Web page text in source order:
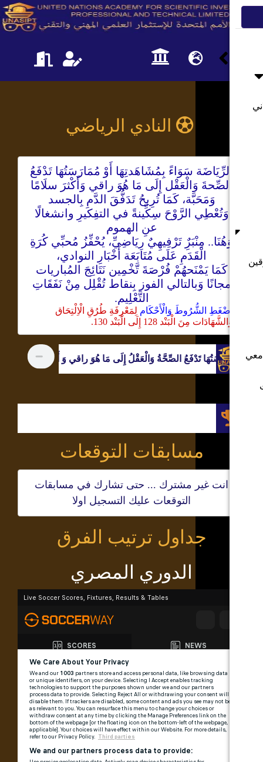
النادي الرياضي
سَوَاءً بِمُشَاهَدتِهَا أَوْ مُمَارَسَتُهَا تَدْفَعُ
وَالْعَقْل إِلَى مَا هُوَ راقي وَأَكْثرَ سلَامًا
وَمَحَبَّة، كَمَا تُرِيحُ تَدَفُّقَ الدَّمِ بِالجسد
وَتُعْطِي الرَّوْحَ سِكِّينةً في التفِكيرِ وانشغالًا
عنِ الهموم
مِنْبَرٌِ تَرْفِيهِيٌ رِيَاضِيِّ، يُحْفِّزُ مُحبِّي كُرَةِ
الْقَدَمِ عَلَى مُتَابَعَة أَخْبَارِ النوادي،
كَمَا يَمْنَحهُمْ فُرْصَةَ تَّخْمِين نَتَائِجَ المُباريات
وَبالتالي الفوز بِنقاط تُقْلِل مِنْ نَفَقَاتِ
الشُّرُوطَ وَالْأَحْكَام لِمَعْرِفَةِ طُرُقِ الْاِلْتِحَاق
مِنَ الْبَنْد 128 إِلَى الْبَنْد 130.
هُوَ راقي وَ أَكْثَرُ سِلَامٍ وَ مَحَبَّةٌ كَمَا تُرِيحُ تَدَفُّقُ الدَّمِ بِالْجِسْمِ
مسابقات التوقعات
انت غير مشترك ... حتى تشارك في مسابقات
التوقعات عليك التسجيل اولا
جداول ترتيب الفرق
الدوري المصري